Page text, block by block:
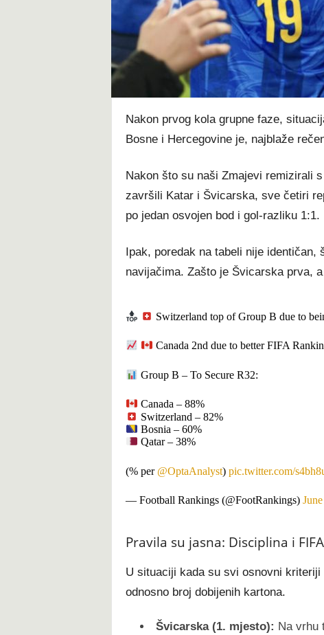
Nakon prvog kola grupne faze,
Bosne i Hercegovine je, najblaže
Nakon što su naši Zmajevi remizirali
završili Katar i Švicarska, sve četiri
po jedan osvojen bod i gol-razliku 1:1.
Ipak, poredak na tabeli nije identičan,
navijačima. Zašto je Švicarska prva,
Switzerland top of Group B due to
Canada 2nd due to better FIFA
Group B – To Secure R32:
Canada – 88%
Switzerland – 82%
Bosnia – 60%
Qatar – 38%
(% per @OptaAnalyst) pic.twitter.com/
— Football Rankings (@FootRankings)
Pravila su jasna: Disciplina i
U situaciji kada su svi osnovni kriteriji
odnosno broj dobijenih kartona.
Švicarska (1. mjesto): Na vrhu